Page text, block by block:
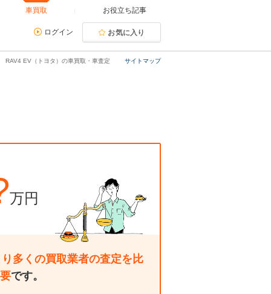
車買取 お役立ち記事
ログイン お気に入り
サイトマップ
RAV4 EV（トヨタ）の車買取・車査定
万円
り多くの買取業者の査定を比
です。